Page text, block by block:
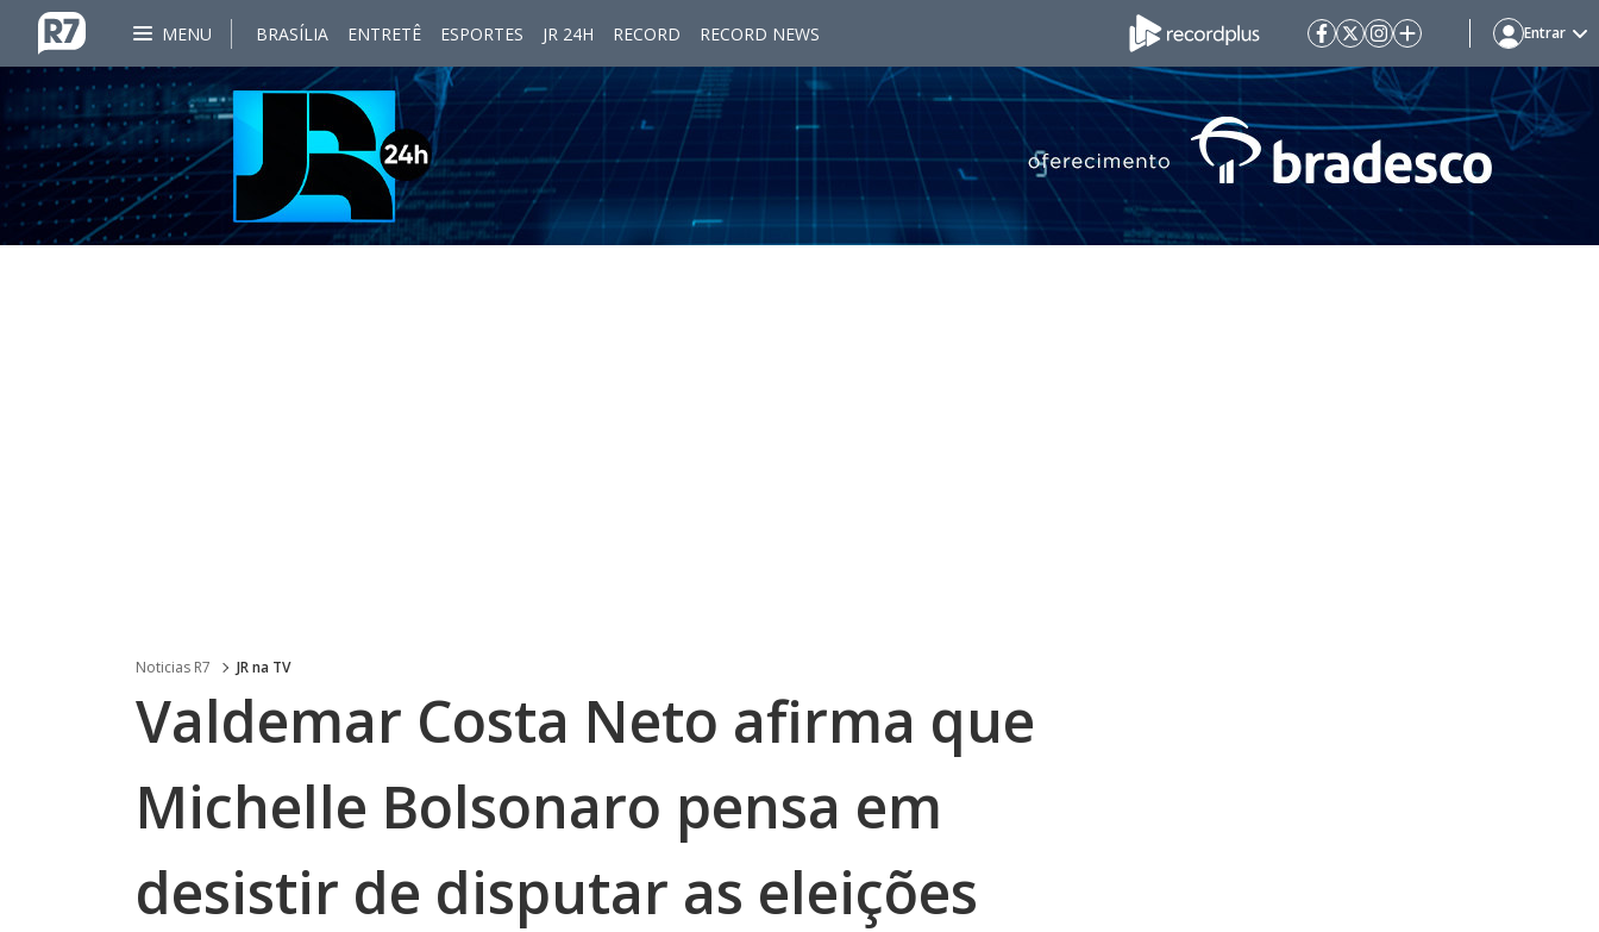
MENU BRASÍLIA ENTRETÊ ESPORTES JR 24H RECORD RECORD NEWS Entrar
Noticias R7 JR na TV
Valdemar Costa Neto afirma que
Michelle Bolsonaro pensa em
desistir de disputar as eleições